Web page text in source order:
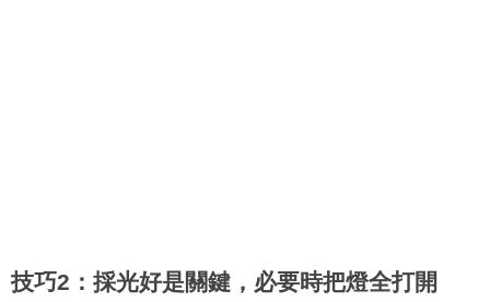
技巧2：採光好是關鍵，必要時把燈全打開